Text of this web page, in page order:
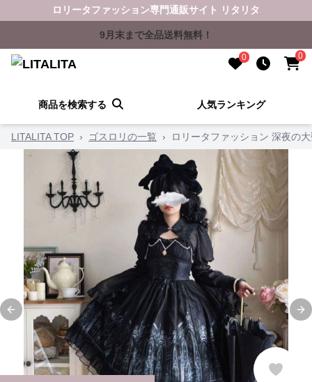
ロリータファッション専門通販サイト リタリタ
9月末まで全品送料無料！
0 0
商品を検索する 人気ランキング
LITALITA TOP › ゴスロリの一覧 › ロリータファッション 深夜の
Previous slide